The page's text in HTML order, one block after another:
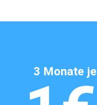
3 Monate je